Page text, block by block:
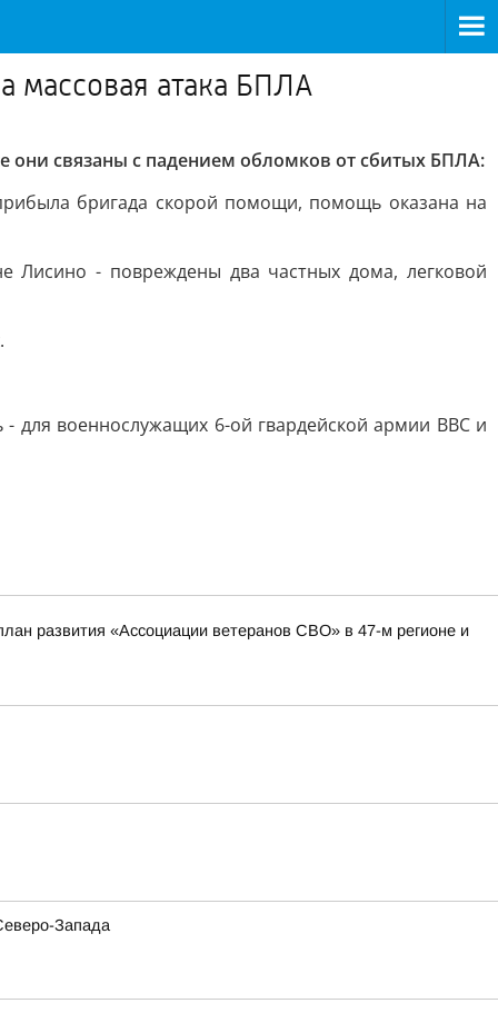
массовая атака БПЛА
они связаны с падением обломков от сбитых БПЛА:
бригада скорой помощи, помощь оказана на
Лисино - повреждены два частных дома, легковой
для военнослужащих 6-ой гвардейской армии ВВС и
развития «Ассоциации ветеранов СВО» в 47-м регионе и
Запада